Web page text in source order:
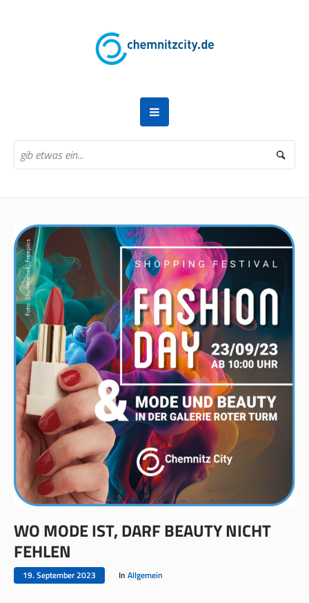
WO MODE IST, DARF BEAUTY NICHT
FEHLEN
19. September 2023 In Allgemein